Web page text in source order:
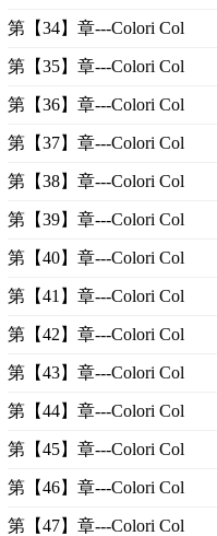
第【34】章---Colori Col
第【35】章---Colori Col
第【36】章---Colori Col
第【37】章---Colori Col
第【38】章---Colori Col
第【39】章---Colori Col
第【40】章---Colori Col
第【41】章---Colori Col
第【42】章---Colori Col
第【43】章---Colori Col
第【44】章---Colori Col
第【45】章---Colori Col
第【46】章---Colori Col
第【47】章---Colori Col